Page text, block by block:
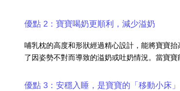
優點 2：寶寶喝奶更順利，減少溢奶
哺乳枕的高度和形狀經過精心設計，能將寶寶
了因姿勢不對而導致的溢奶或吐奶情況。當寶寶
優點 3：安穩入睡，是寶寶的「移動小床」